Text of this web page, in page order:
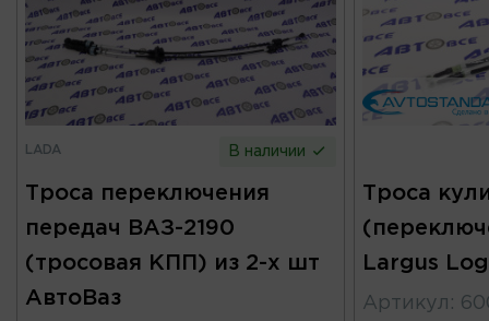
LADA В наличии
Троса переключения
передач ВАЗ-2190
(тросовая КПП) из 2-х шт
АвтоВаз
Троса
Largus
Артикул :